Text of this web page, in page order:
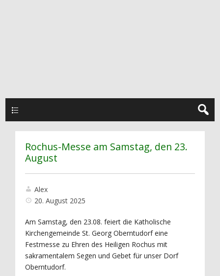
Rochus-Messe am Samstag, den 23.
August
Alex
20. August 2025
Am Samstag, den 23.08. feiert die Katholische
Kirchengemeinde St. Georg Oberntudorf eine
Festmesse zu Ehren des Heiligen Rochus mit
sakramentalem Segen und Gebet für unser Dorf
Oberntudorf.